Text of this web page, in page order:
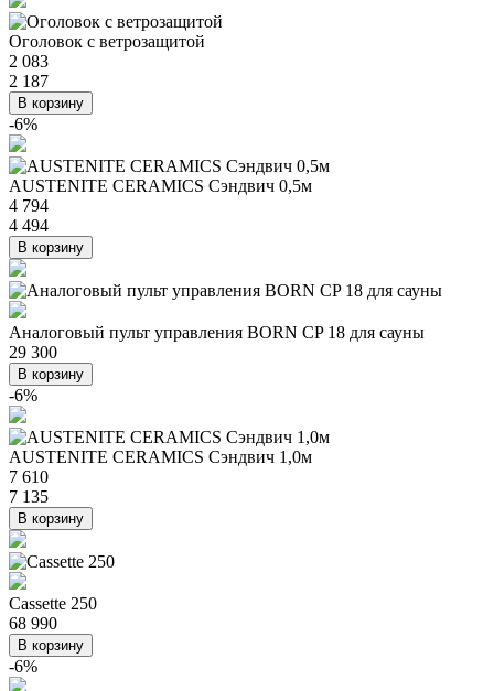
Оголовок с ветрозащитой
2 083
2 187
В корзину
-6%
AUSTENITE CERAMICS Сэндвич 0,5м
4 794
4 494
В корзину
Аналоговый пульт управления BORN CP 18 для сауны
29 300
В корзину
-6%
AUSTENITE CERAMICS Сэндвич 1,0м
7 610
7 135
В корзину
Cassette 250
68 990
В корзину
-6%